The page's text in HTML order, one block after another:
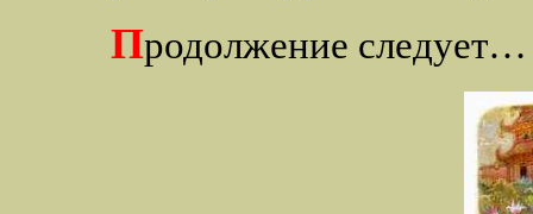
Продолжение следует…